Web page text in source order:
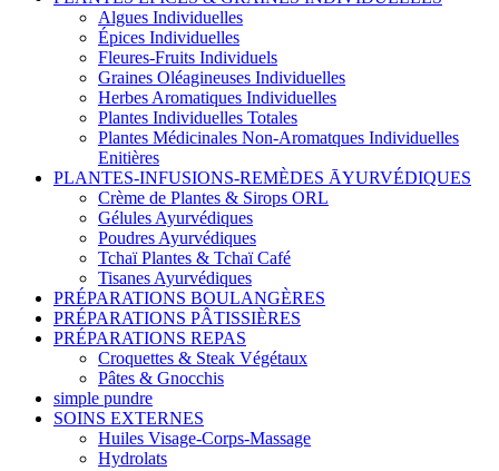
Algues Individuelles
Épices Individuelles
Fleures-Fruits Individuels
Graines Oléagineuses Individuelles
Herbes Aromatiques Individuelles
Plantes Individuelles Totales
Plantes Médicinales Non-Aromatques Individuelles
Enitières
PLANTES-INFUSIONS-REMÈDES ĀYURVÉDIQUES
Crème de Plantes & Sirops ORL
Gélules Ayurvédiques
Poudres Ayurvédiques
Tchaï Plantes & Tchaï Café
Tisanes Ayurvédiques
PRÉPARATIONS BOULANGÈRES
PRÉPARATIONS PÂTISSIÈRES
PRÉPARATIONS REPAS
Croquettes & Steak Végétaux
Pâtes & Gnocchis
simple pundre
SOINS EXTERNES
Huiles Visage-Corps-Massage
Hydrolats